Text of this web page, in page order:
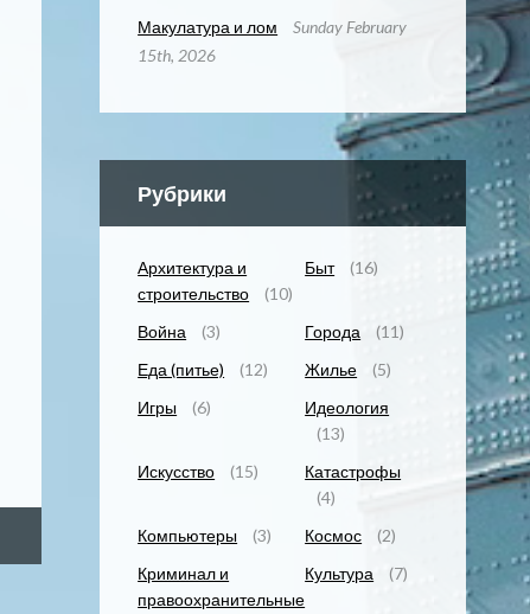
Макулатура и лом
Sunday February
15th, 2026
Рубрики
Архитектура и
строительство
(10)
Быт (16)
Война (3) Города
(11)
Еда (питье)
(12) Жилье
(5)
Игры
(6)
Идеология
(13)
Искусство
(15)
Катастрофы
(4)
Компьютеры
(3) Космос
(2)
Криминал и
правоохранительные
Культура (7)